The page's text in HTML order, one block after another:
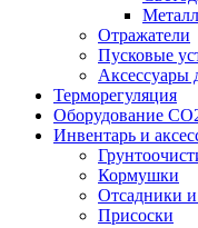
Отражатели
Пусковые
Аксессуары
Терморегуляция
Оборудование
Инвентарь и
Кормушки
Отсадники
Присоски